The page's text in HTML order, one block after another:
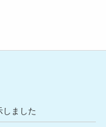
ました